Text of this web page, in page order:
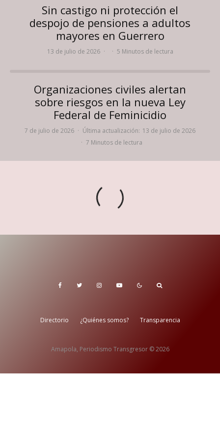
Sin castigo ni protección el
despojo de pensiones a adultos
mayores en Guerrero
13 de julio de 2026 · · 5 Minutos de lectura
Organizaciones civiles alertan
sobre riesgos en la nueva Ley
Federal de Feminicidio
7 de julio de 2026 · Última actualización: 13 de julio de 2026
· 7 Minutos de lectura
Directorio ¿Quiénes somos? Transparencia
Amapola, Periodismo Transgresor © 2026